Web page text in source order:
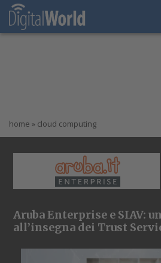
home » cloud computing
Aruba Enterprise e SIAV:
all’insegna dei Trust